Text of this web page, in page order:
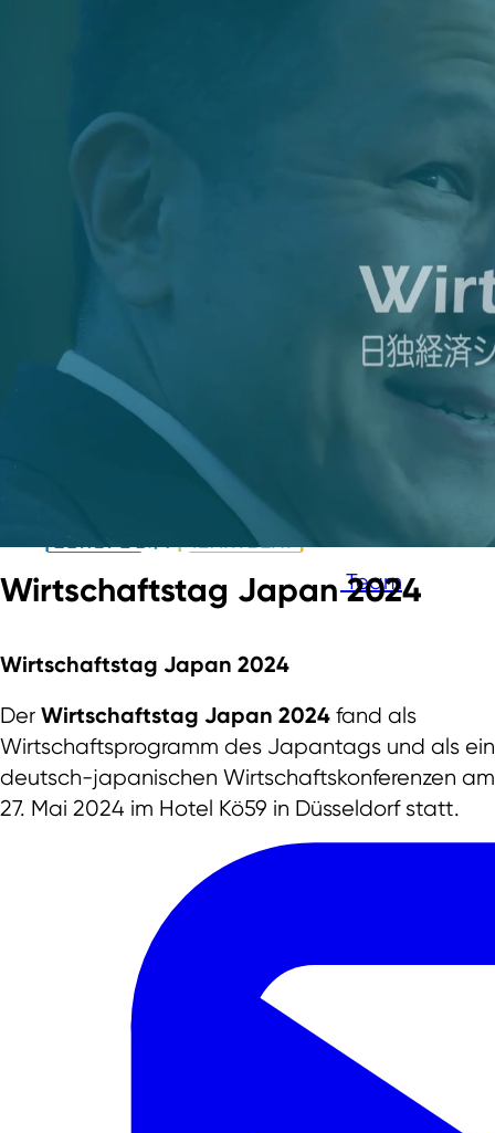
Team
Wirtschaftstag Japan 2024
Wirtschaftstag Japan 2024
Der Wirtschaftstag Japan 2024 fand als
Wirtschaftsprogramm des Japantags und als
deutsch-japanischen Wirtschaftskonferenzen
27. Mai 2024 im Hotel Kö59 in Düsseldorf statt.